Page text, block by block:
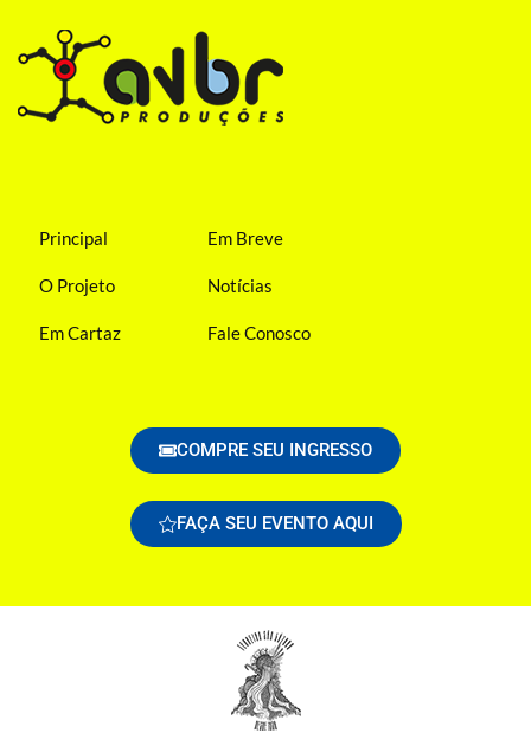
Principal
O Projeto
Em Cartaz
Em Breve
Notícias
Fale Conosco
COMPRE SEU INGRESSO
FAÇA SEU EVENTO AQUI